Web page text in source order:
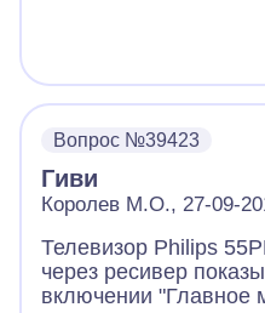
Вопрос №39423
Гиви
Королев М.О., 27-09-
Телевизор Philips
через ресивер
включении "Главное